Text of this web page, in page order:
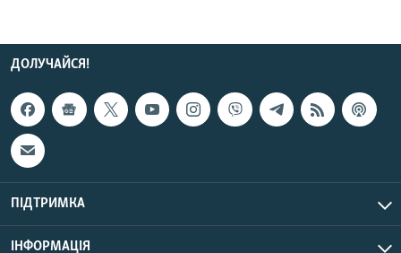
ДОЛУЧАЙСЯ!
ПІДТРИМКА
ІНФОРМАЦІЯ